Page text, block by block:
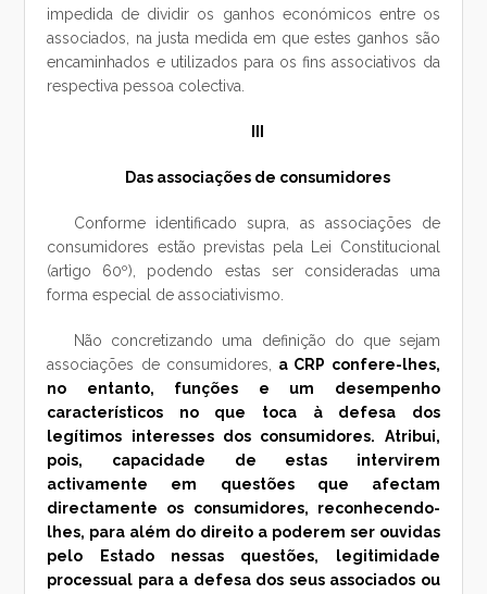
impedida de dividir os ganhos económicos entre os
associados, na justa medida em que estes ganhos são
encaminhados e utilizados para os fins associativos da
respectiva pessoa colectiva.
Das associações de consumidores
Conforme identificado supra, as associações de
consumidores estão previstas pela Lei Constitucional
(artigo 60º), podendo estas ser consideradas uma
forma especial de associativismo.
Não concretizando uma definição do que sejam
associações de consumidores,
a CRP confere-lhes,
no entanto, funções e um desempenho
característicos no que toca à defesa dos
legítimos interesses dos consumidores. Atribui,
pois, capacidade de estas intervirem
activamente em questões que afectam
directamente os consumidores, reconhecendo-
lhes, para além do direito a poderem ser ouvidas
pelo Estado nessas questões, legitimidade
processual para a defesa dos seus associados ou